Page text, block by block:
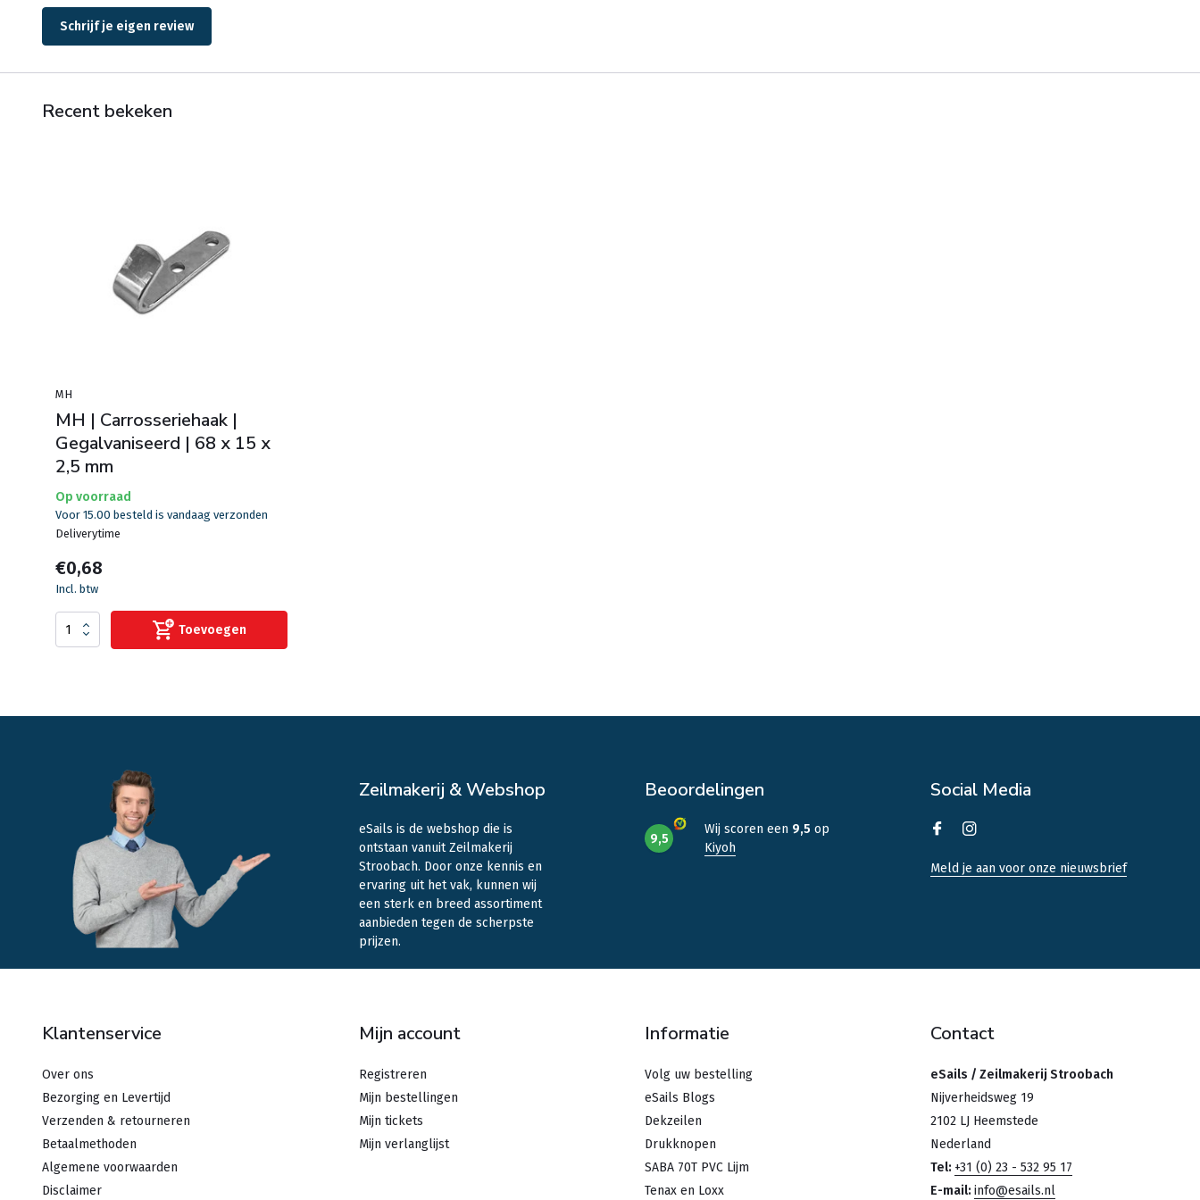
Schrijf je eigen review
Recent bekeken
MH
MH | Carrosseriehaak |
Gegalvaniseerd | 68 x 15 x
2,5 mm
Op voorraad
Voor 15.00 besteld is vandaag verzonden
Deliverytime
€0,68
Incl. btw
Toevoegen
Zeilmakerij & Webshop
eSails is de webshop die is
ontstaan vanuit Zeilmakerij
Stroobach. Door onze kennis en
ervaring uit het vak, kunnen wij
een sterk en breed assortiment
aanbieden tegen de scherpste
prijzen.
Beoordelingen
9,5
Wij scoren een 9,5 op
Kiyoh
Social Media
Meld je aan voor onze nieuwsbrief
Klantenservice
Over ons
Bezorging en Levertijd
Verzenden & retourneren
Betaalmethoden
Algemene voorwaarden
Disclaimer
Mijn account
Registreren
Mijn bestellingen
Mijn tickets
Mijn verlanglijst
Informatie
Volg uw bestelling
eSails Blogs
Dekzeilen
Drukknopen
SABA 70T PVC Lijm
Tenax en Loxx
Contact
eSails / Zeilmakerij Stroobach
Nijverheidsweg 19
2102 LJ Heemstede
Nederland
Tel: +31 (0) 23 - 532 95 17
E-mail: info@esails.nl